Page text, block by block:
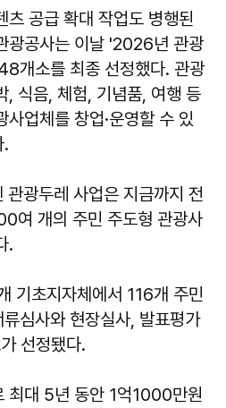
츠 공급 확대 작업도 병행된
광공사는 이날 '2026년 관광
개소를 최종 선정했다. 관광
, 식음, 체험, 기념품, 여행 등
업체를 창업·운영할 수 있
.
광두레 사업은 지금까지 전
여 개의 주민 주도형 관광사
.
기초지자체에서 116개 주민
심사와 현장실사, 발표평가
선정됐다.
최대 5년 동안 1억1000만원